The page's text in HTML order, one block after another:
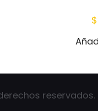
$
reservados.